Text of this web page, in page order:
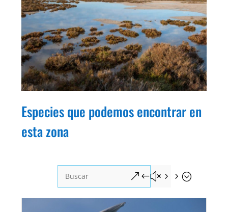
Especies que podemos encontrar en
esta zona
&#x55;